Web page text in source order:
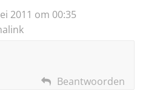
2011 om 00:35
Beantwoorden